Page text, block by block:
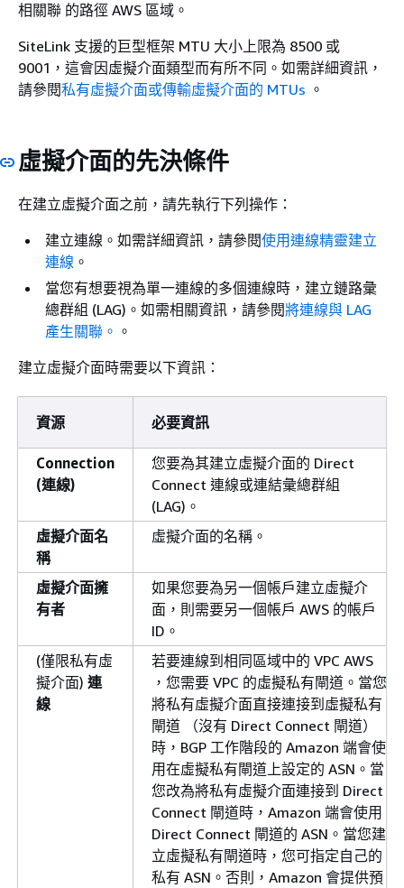
相關聯 的路徑 AWS 區域。
SiteLink 支援的巨型框架 MTU 大小上限為 8500 或
9001，這會因虛擬介面類型而有所不同。如需詳細資訊，
請參閱私有虛擬介面或傳輸虛擬介面的 MTUs 。
虛擬介面的先決條件
在建立虛擬介面之前，請先執行下列操作：
建立連線。如需詳細資訊，請參閱使用連線精靈建立
連線 。
當您有想要視為單一連線的多個連線時，建立鏈路彙
總群組 (LAG)。如需相關資訊，請參閱將連線與 LAG
產生關聯。 。
建立虛擬介面時需要以下資訊：
資源 必要資訊
Connection
(連線)
您要為其建立虛擬介面的 Direct
Connect 連線或連結彙總群組
(LAG)。
虛擬介面名
稱
虛擬介面的名稱。
虛擬介面擁
有者
如果您要為另一個帳戶建立虛擬介
面，則需要另一個帳戶 AWS 的帳戶
ID。
(僅限私有虛
擬介面) 連
線
若要連線到相同區域中的 VPC AWS
，您需要 VPC 的虛擬私有閘道。當您
將私有虛擬介面直接連接到虛擬私有
閘道 （沒有 Direct Connect 閘道）
時，BGP 工作階段的 Amazon 端會使
用在虛擬私有閘道上設定的 ASN。當
您改為將私有虛擬介面連接到 Direct
Connect 閘道時，Amazon 端會使用
Direct Connect 閘道的 ASN。當您建
立虛擬私有閘道時，您可指定自己的
私有 ASN。否則，Amazon 會提供預